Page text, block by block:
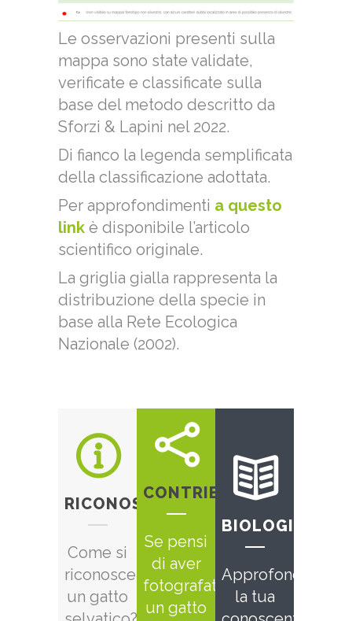
Le osservazioni presenti sulla
mappa sono state validate,
verificate e classificate sulla
base del metodo descritto da
Sforzi & Lapini nel 2022.
Di fianco la legenda semplificata
della classificazione adottata.
Per approfondimenti a questo
link è disponibile l’articolo
scientifico originale.
La griglia gialla rappresenta la
distribuzione della specie in
base alla Rete Ecologica
Nazionale (2002).
RICONOSCIMENTO
Come si
riconosce
un gatto
CONTRIBUISCI
Se pensi
di aver
fotografato
un gatto
BIOLOGIA
Approfondisci
la tua